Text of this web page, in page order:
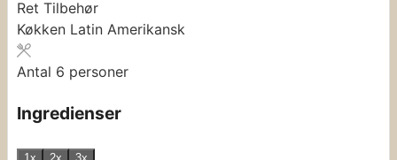
Ret Tilbehør
Køkken Latin Amerikansk
Antal 6 personer
Ingredienser